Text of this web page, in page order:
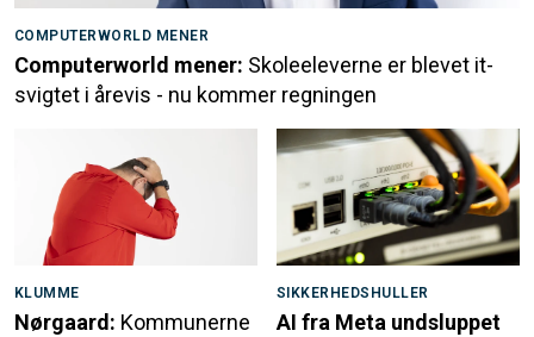
COMPUTERWORLD MENER
Computerworld mener: Skoleeleverne er blevet it-
svigtet i årevis - nu kommer regningen
KLUMME
Nørgaard: Kommunerne
SIKKERHEDSHULLER
AI fra Meta undsluppet